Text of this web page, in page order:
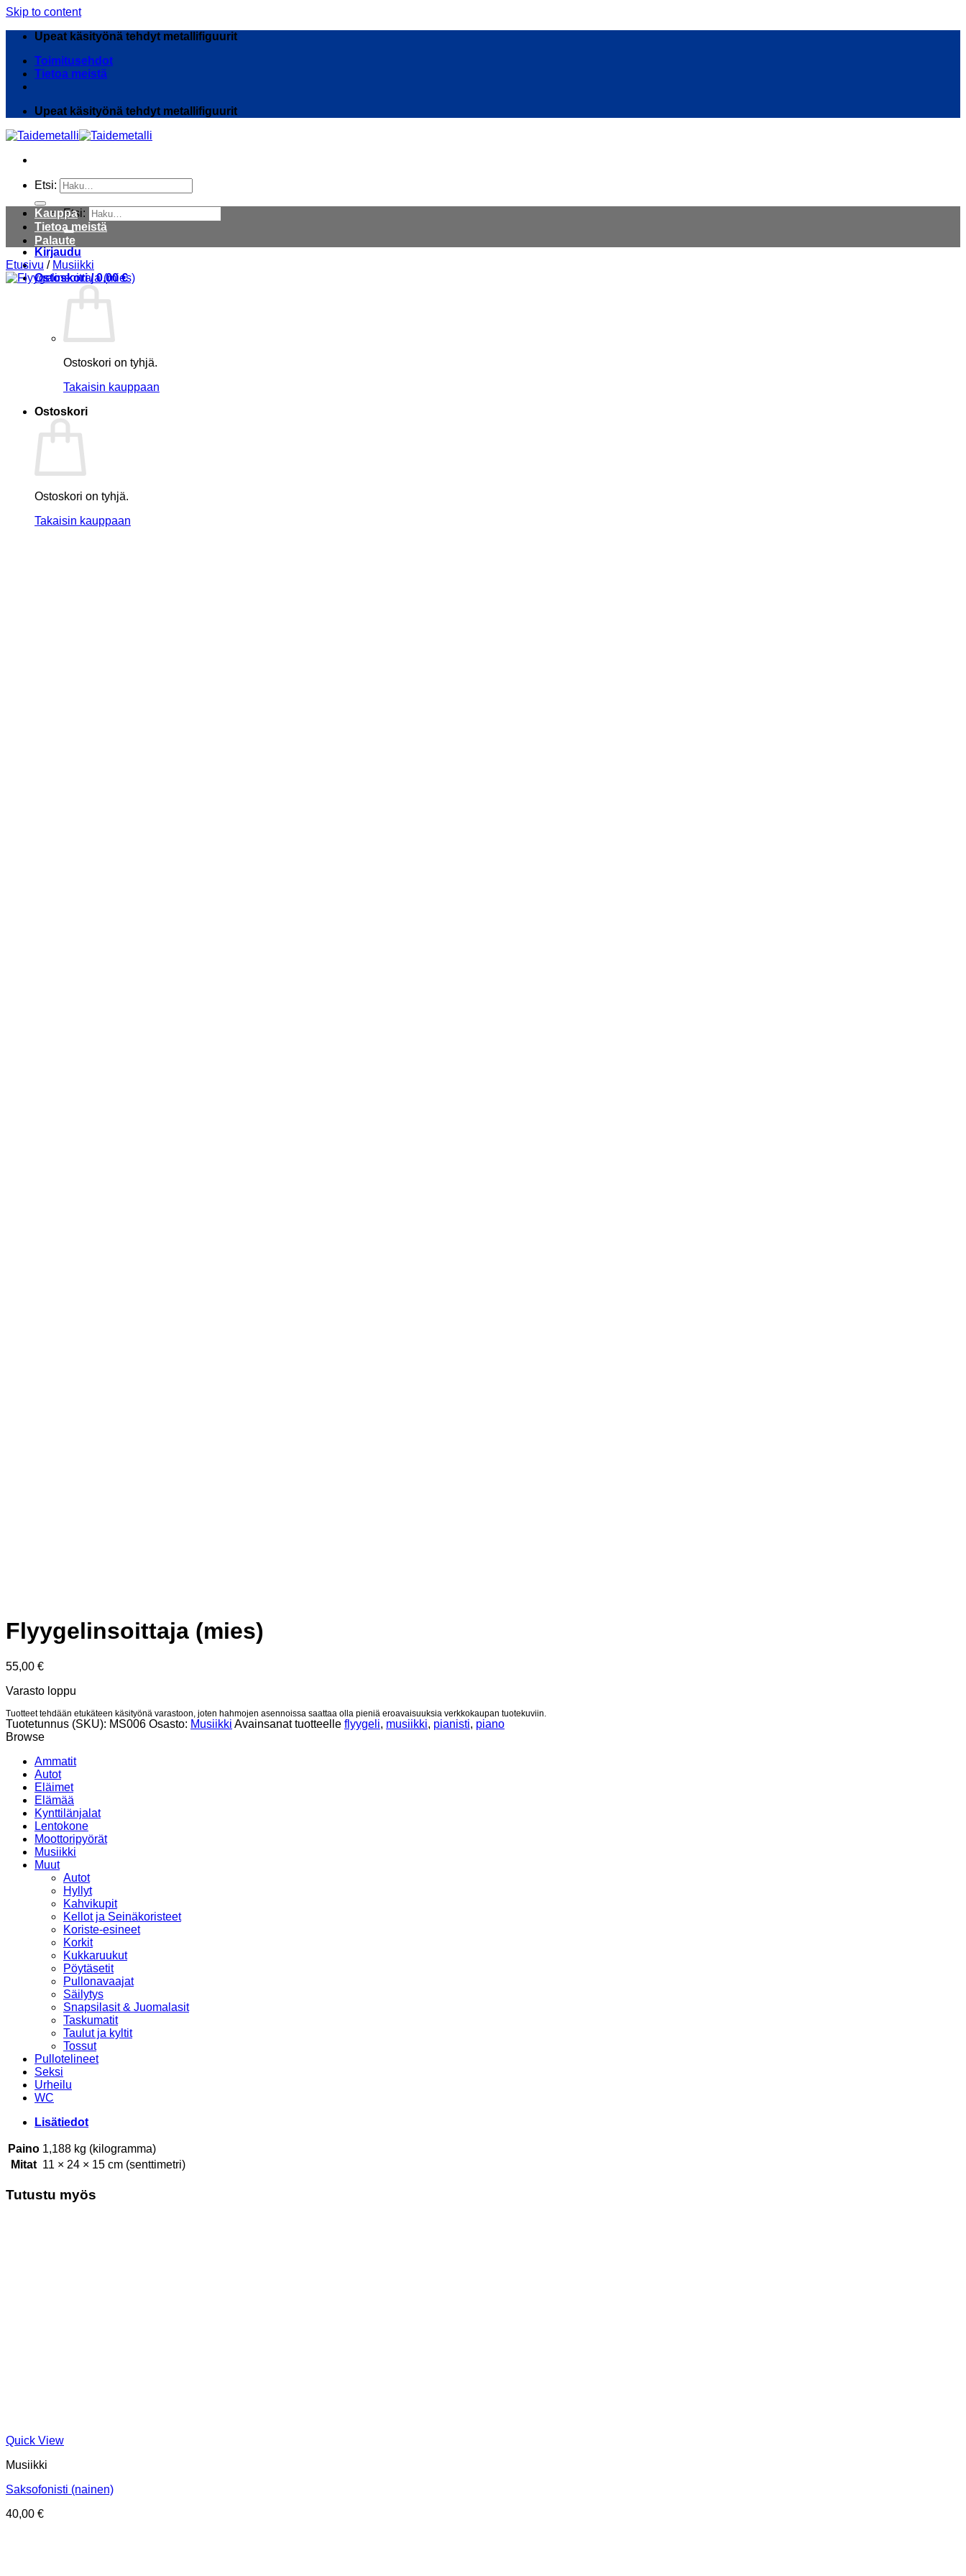
Skip to content
Upeat käsityönä tehdyt metallifiguurit
Toimitusehdot
Tietoa meistä
Upeat käsityönä tehdyt metallifiguurit
Etsi:
Etsi:
Kirjaudu
Ostoskori /0,00€
Ostoskori on tyhjä.
Takaisin kauppaan
Ostoskori
Ostoskori on tyhjä.
Takaisin kauppaan
Kauppa
Tietoa meistä
Palaute
Etusivu / Musiikki
Flyygelinsoittaja (mies)
55,00 €
Varasto loppu
Tuotteet tehdään etukäteen käsityönä varastoon, joten hahmojen asennoissa saattaa olla pieniä eroavaisuuksia verkkokaupan tuotekuviin.
Tuotetunnus (SKU): MS006 Osasto: Musiikki Avainsanat tuotteelle flyygeli, musiikki, pianisti, piano
Browse
Ammatit
Autot
Eläimet
Elämää
Kynttilänjalat
Lentokone
Moottoripyörät
Musiikki
Muut
Autot
Hyllyt
Kahvikupit
Kellot ja Seinäkoristeet
Koriste-esineet
Korkit
Kukkaruukut
Pöytäsetit
Pullonavaajat
Säilytys
Snapsilasit & Juomalasit
Taskumatit
Taulut ja kyltit
Tossut
Pullotelineet
Seksi
Urheilu
WC
Lisätiedot
Paino 1,188 kg (kilogramma)
Mitat 11 × 24 × 15 cm (senttimetri)
Tutustu myös
Quick View
Musiikki
Saksofonisti (nainen)
40,00 €